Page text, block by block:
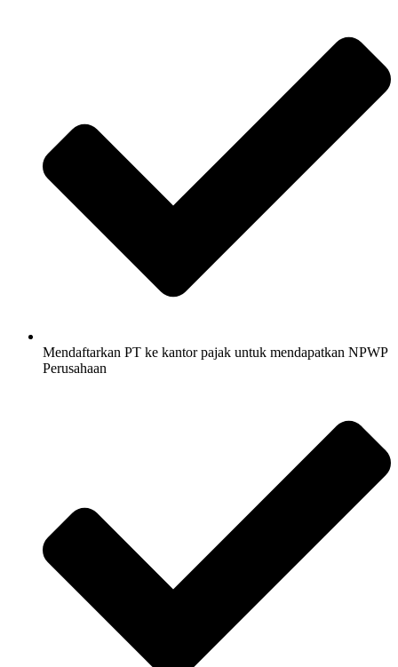
Mendaftarkan PT ke kantor pajak untuk mendapatkan NPWP
Perusahaan